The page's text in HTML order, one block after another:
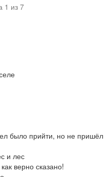
1 из 7
было прийти, но не пришёл
и лес
верно сказано!